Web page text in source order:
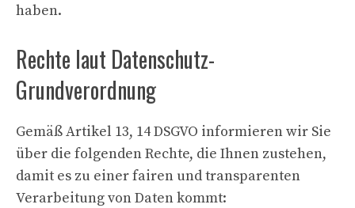
haben.
Rechte laut Datenschutz-
Grundverordnung
Gemäß Artikel 13, 14 DSGVO informieren wir Sie
über die folgenden Rechte, die Ihnen zustehen,
damit es zu einer fairen und transparenten
Verarbeitung von Daten kommt: